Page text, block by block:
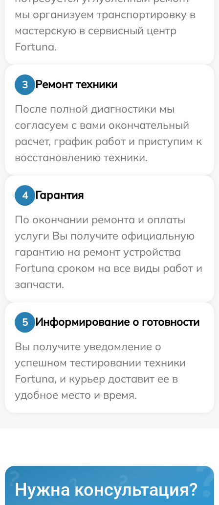
мы организуем транспортировку в
мастерскую в сервисный центр
Fortuna.
3
Ремонт техники
После полной диагностики мы
согласуем с вами окончательный
расчет, график работ и приступим к
восстановлению техники.
4
Гарантия
По окончании ремонта и оплаты
услуги Вы получите официальную
гарантию на ремонт устройства
Fortuna сроком на все виды работ и
запчасти.
5
Информирование о готовности
Вы получите уведомление о
успешном тестировании техники
Fortuna, и курьер доставит ее в
удобное место и время.
Нужна консультация?